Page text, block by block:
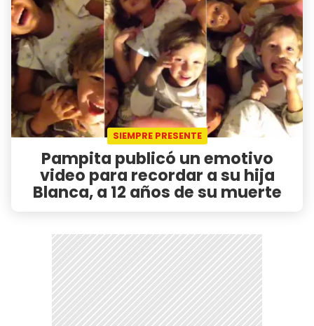
SIEMPRE PRESENTE
Pampita publicó un emotivo
video para recordar a su hija
Blanca, a 12 años de su muerte